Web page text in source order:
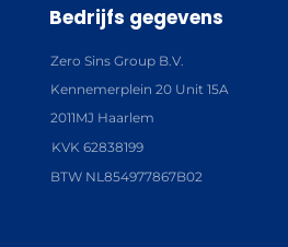
Bedrijfs gegevens
Zero Sins Group B.V.
Kennemerplein 20 Unit 15A
2011MJ Haarlem
KVK 62838199
BTW NL854977867B02